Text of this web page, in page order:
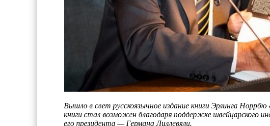
Вышло в свет русскоязычное издание книги Эрлинга
книги стал возможен благодаря поддержке швейцарского
его президента — Германа Лиллевяли.